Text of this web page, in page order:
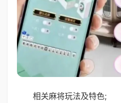
相关麻将玩法及特色;